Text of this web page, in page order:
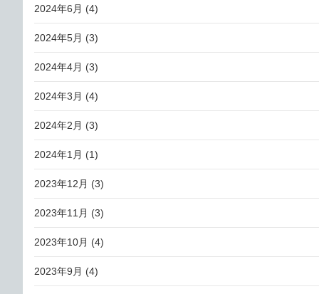
2024年6月 (4)
2024年5月 (3)
2024年4月 (3)
2024年3月 (4)
2024年2月 (3)
2024年1月 (1)
2023年12月 (3)
2023年11月 (3)
2023年10月 (4)
2023年9月 (4)